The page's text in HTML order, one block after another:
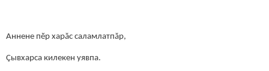
Аннене пӗр харăс саламлатпăр,
Çывхарса килекен уявпа.